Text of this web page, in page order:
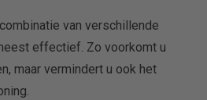
van verschillende
effectief. Zo voorkomt u
maar vermindert u ook het